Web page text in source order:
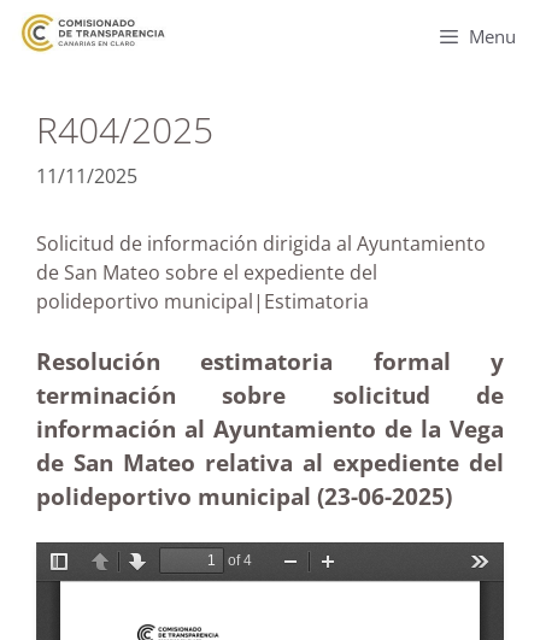
Menu
R404/2025
11/11/2025
Solicitud de información dirigida al Ayuntamiento
de San Mateo sobre el expediente del
polideportivo municipal|Estimatoria
Resolución estimatoria formal y
terminación sobre solicitud de
información al Ayuntamiento de la Vega
de San Mateo relativa al expediente del
polideportivo municipal (23-06-2025)